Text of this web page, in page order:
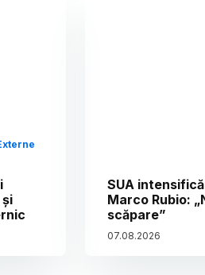
SUA
Marco Rubio:
scăpare”
07.08.2026